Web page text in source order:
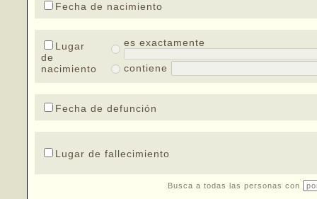
Fecha de nacimiento
Lugar
de
nacimiento
es exactamente
contiene
Fecha de defunción
Lugar de fallecimiento
Busca a todas las personas con